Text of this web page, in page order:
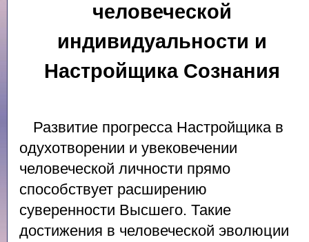
человеческой
индивидуальности и
Настройщика Сознания
Развитие прогресса Настройщика в
одухотворении и увековечении
человеческой личности прямо
способствует расширению
суверенности Высшего. Такие
достижения в человеческой эволюции